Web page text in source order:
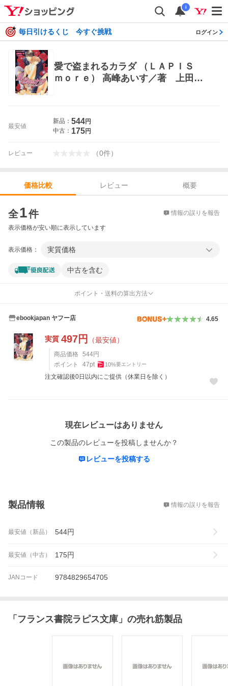
i
毎日引けるくじ 今すぐ挑戦 ログイン
愛で盗まれるカラダ （ＬＡＰＩＳ
ｍｏｒｅ） 高峰あいす／著 上田規
最安値
新品： 544円
中古： 175円
レビュー （0件）
価格比較 レビュー
概要
全1件 情報の誤りを報告
表示価格が安い順に表示しています
表示価格： 実質価格
中古を含む
ポイント・送料の算出方法
ebookjapan ヤフー店 4.65
実質 497円 （最安値）
商品価格 544円
ポイント
47pt 10%要エントリー
注文確認後0日以内にご提供（休業日を除く）
現在レビューはありません
この製品のレビューを投稿しませんか？
レビューを投稿する
製品情報 情報の誤りを報告
最安値（新品） 544円
最安値（中古） 175円
JANコード 9784829654705
「 フランス書院ラピス文庫 」の売れ筋製品